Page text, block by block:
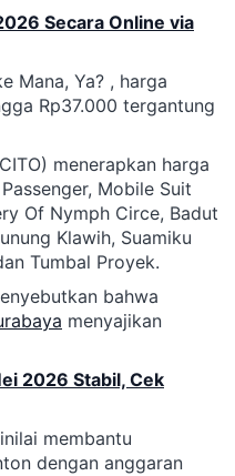
Secara Online via
Mana, Ya? , harga
Rp37.000 tergantung
menerapkan harga
Mobile Suit
Of Nymph Circe, Badut
Klawih, Suamiku
Tumbal Proyek.
bahwa
menyajikan
2026 Stabil, Cek
membantu
dengan anggaran